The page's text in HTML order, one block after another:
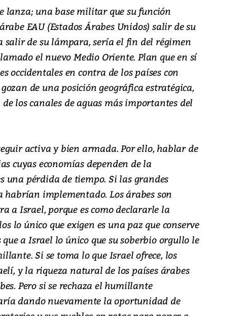
lanza; una base militar que su función
EAU (Estados Árabes Unidos) salir de su
salir de su lámpara, sería el fin del régimen
el nuevo Medio Oriente. Plan que en sí
occidentales en contra de los países con
de una posición geográfica estratégica,
los canales de aguas más importantes del
activa y bien armada. Por ello, hablar de
cuyas economías dependen de la
una pérdida de tiempo. Si las grandes
habrían implementado. Los árabes son
a Israel, porque es como declararle la
lo único que exigen es una paz que conserve
a Israel lo único que su soberbio orgullo le
Si se toma lo que Israel ofrece, los
y la riqueza natural de los países árabes
Pero si se rechaza el humillante
dando nuevamente la oportunidad de